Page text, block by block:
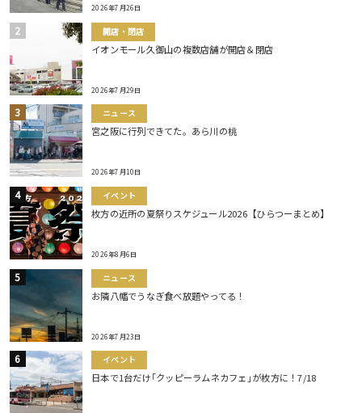
2026年7月26日
開店・閉店
イオンモール久御山の複数店舗が開店＆閉店
2026年7月29日
ニュース
宮之阪に行列できてた。あら川の桃
2026年7月10日
イベント
枚方の近所の夏祭りスケジュール2026【ひらつーまとめ】
2026年8月6日
ニュース
お隣八幡でうなぎ食べ放題やってる！
2026年7月23日
イベント
日本で1台だけ｢クッピーラムネカフェ｣が枚方に！7/18